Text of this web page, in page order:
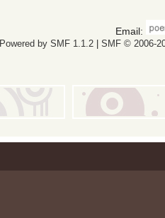
Email:
Powered by SMF 1.1.2| SMF © 2006-